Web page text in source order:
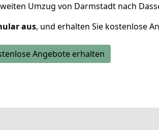
Umzug von Darmstadt nach
aus, und erhalten Sie kostenlose
Angebote erhalten